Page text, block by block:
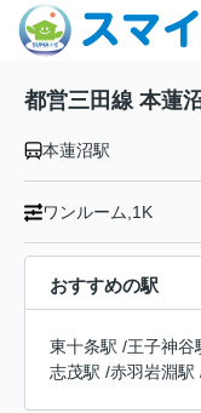
都営三田線 本蓮
本蓮沼駅
ワンルーム,1K
おすすめの駅
東十条駅 /王子神谷
志茂駅 /赤羽岩淵駅